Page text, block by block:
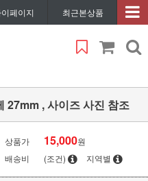
페이지 최근본상품
27mm , 사이즈 사진 참조
상품가 15,000원
배송비
(조건) 지역별